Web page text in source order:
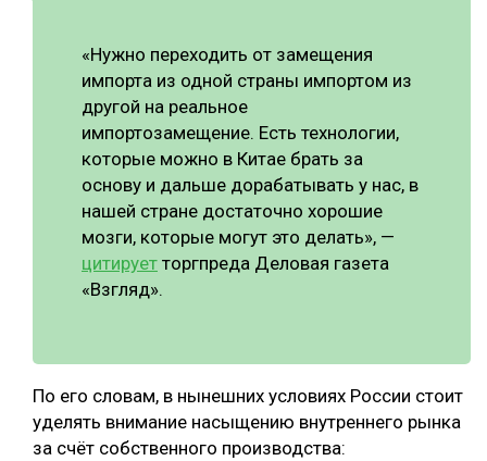
«Нужно переходить от замещения
импорта из одной страны импортом из
другой на реальное
импортозамещение. Есть технологии,
которые можно в Китае брать за
основу и дальше дорабатывать у нас, в
нашей стране достаточно хорошие
мозги, которые могут это делать», —
цитирует торгпреда Деловая газета
«Взгляд».
По его словам, в нынешних условиях России стоит
уделять внимание насыщению внутреннего рынка
за счёт собственного производства: